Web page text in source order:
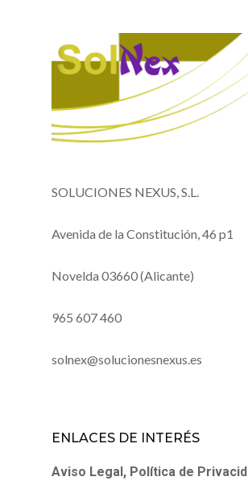
SOLUCIONES NEXUS, S.L.
Avenida de la Constitución, 46 p1
Novelda 03660 (Alicante)
965 607 460
solnex@solucionesnexus.es
ENLACES DE INTERÉS
Aviso Legal, Política de